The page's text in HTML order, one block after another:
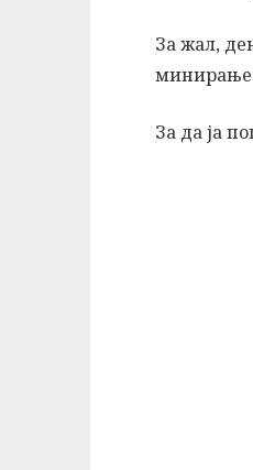
За жал,
За да ја